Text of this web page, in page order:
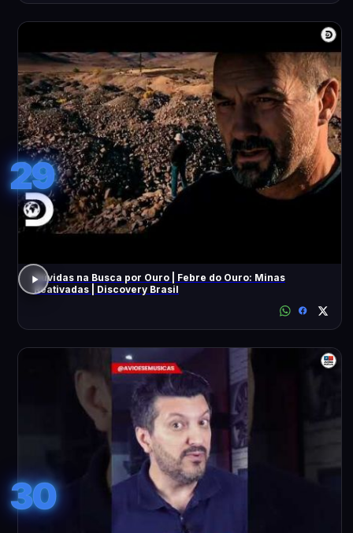
29
Dúvidas na Busca por Ouro | Febre do Ouro: Minas
Reativadas | Discovery Brasil
30